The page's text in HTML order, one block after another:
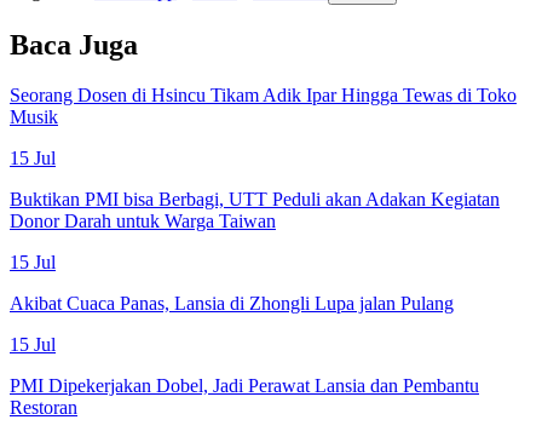
Baca Juga
Seorang Dosen di Hsincu Tikam Adik Ipar Hingga Tewas di Toko
Musik
15 Jul
Buktikan PMI bisa Berbagi, UTT Peduli akan Adakan Kegiatan
Donor Darah untuk Warga Taiwan
15 Jul
Akibat Cuaca Panas, Lansia di Zhongli Lupa jalan Pulang
15 Jul
PMI Dipekerjakan Dobel, Jadi Perawat Lansia dan Pembantu
Restoran